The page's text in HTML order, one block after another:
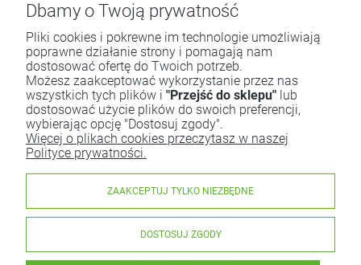
Dbamy o Twoją prywatność
Pliki cookies i pokrewne im technologie umożliwiają
poprawne działanie strony i pomagają nam
dostosować ofertę do Twoich potrzeb.
Możesz zaakceptować wykorzystanie przez nas
wszystkich tych plików i "Przejść do sklepu" lub
dostosować użycie plików do swoich preferencji,
wybierając opcję "Dostosuj zgody".
Więcej o plikach cookies przeczytasz w naszej
Polityce prywatności.
ZAAKCEPTUJ TYLKO NIEZBĘDNE
DOSTOSUJ ZGODY